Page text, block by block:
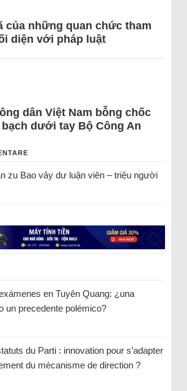
của những quan chức tham
diện với pháp luật
dân Việt Nam bỗng chốc
dưới tay Bộ Công An
zu Bao vây dư luận viên – triệu người
en Tuyên Quang: ¿una
un precedente polémico?
du Parti : innovation pour s’adapter
du mécanisme de direction ?